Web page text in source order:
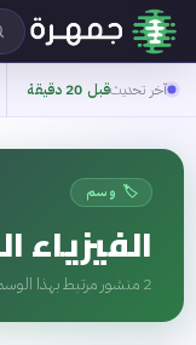
آخر تحديثقبل 20 دقيقة
🏷️ وسم
الفيزياء
2 منشور مرتبط بهذا